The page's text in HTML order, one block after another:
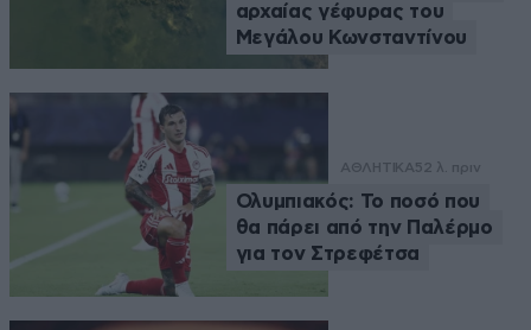
αρχαίας γέφυρας του
Μεγάλου Κωνσταντίνου
ΑΘΛΗΤΙΚΑ52 λ. πριν
Ολυμπιακός: Το ποσό που
θα πάρει από την Παλέρμο
για τον Στρεφέτσα